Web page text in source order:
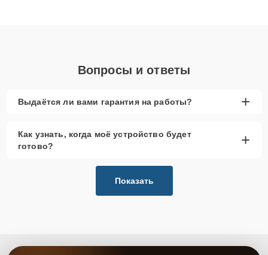
Вопросы и ответы
Выдаётся ли вами гарантия на работы? +
Как узнать, когда моё устройство будет
готово?
+
Показать